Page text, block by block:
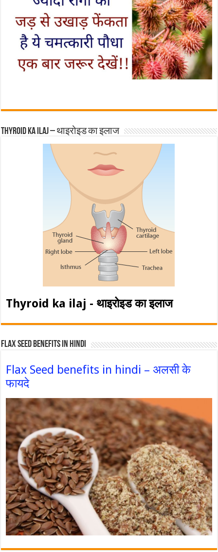
Thyroid ka ilaj – थाइरोइड का इलाज
Thyroid ka ilaj - थाइरोइड का इलाज
Flax Seed Benefits in hindi
Flax Seed benefits in hindi – अलसी के
फायदे